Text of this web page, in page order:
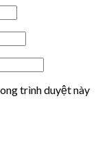
trình duyệt này